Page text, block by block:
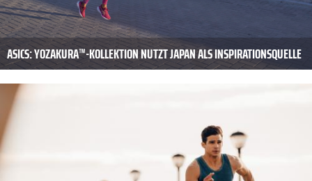
ASICS: YOZAKURA™-KOLLEKTION NUTZT JAPAN ALS INSPIRATIONSQUELLE